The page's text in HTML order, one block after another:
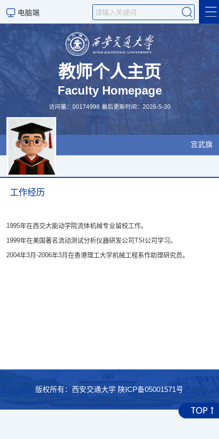
电脑端
宫武旗主页
教学
科学研究
科研团队及硕博招生计划
教师个人主页
Faculty Homepage
访问量：00174998 最后更新时间：2026-5-30
宫武旗
工作经历
1995年在西交大能动学院流体机械专业留校工作。
1999年在美国著名流动测试分析仪器研发公司TSI公司学习。
2004年3月-2006年3月在香港理工大学机械工程系作助理研究员。
版权所有：西安交通大学 陕ICP备05001571号